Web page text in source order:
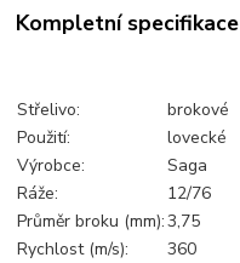
Kompletní specifikace
Střelivo:
brokové
Použití:
lovecké
Výrobce:
Saga
Ráže:
12/76
Průměr broku (mm):3,75
Rychlost (m/s):
360